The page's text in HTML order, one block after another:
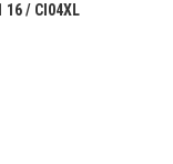
16 / CI04XL